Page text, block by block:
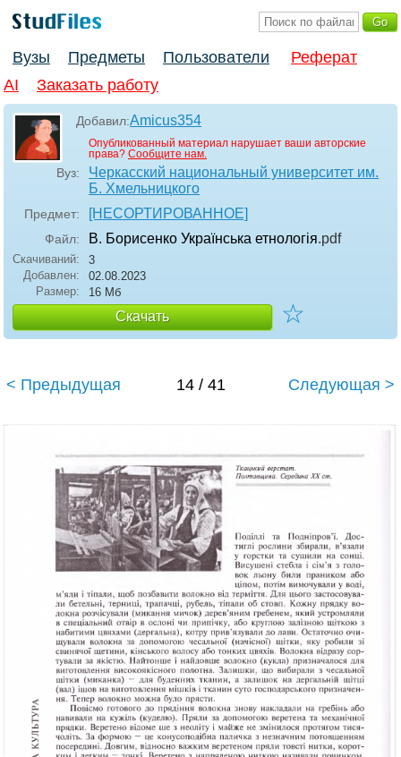
Вузы Предметы Пользователи
Реферат
AI
Заказать работу
Добавил:Amicus354
Опубликованный материал нарушает ваши авторские
права? Сообщите нам.
Вуз:
Черкасский национальный университет им.
Б. Хмельницкого
Предмет: [НЕСОРТИРОВАННОЕ]
Файл: В. Борисенко Українська етнологія.pdf
Скачиваний:
3
Добавлен:
02.08.2023
Размер:
16 Мб
Скачать ☆
< Предыдущая 14 / 41 Следующая >